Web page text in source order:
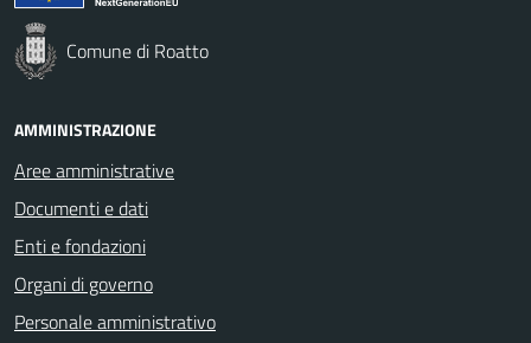
Comune di Roatto
AMMINISTRAZIONE
Aree amministrative
Documenti e dati
Enti e fondazioni
Organi di governo
Personale amministrativo